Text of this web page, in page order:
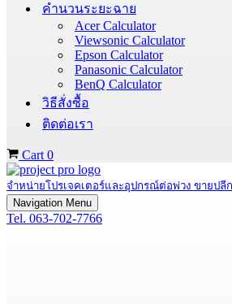
คำนวนระยะฉาย
Acer Calculator
Viewsonic Calculator
Epson Calculator
Panasonic Calculator
BenQ Calculator
วิธีสั่งซื้อ
ติดต่อเรา
Cart 0
จำหน่ายโปรเจคเตอร์และอุปกรณ์ต่อพ่วง ขายปลี
Navigation Menu
Tel. 063-702-7766